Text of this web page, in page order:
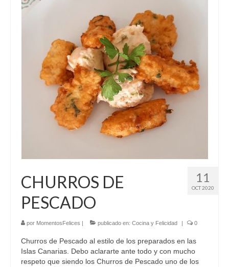
El Libro de 200 MOMENTOS FELICES!!!
11
OCT 2020
CHURROS DE
PESCADO
por MomentosFelices publicado en: Cocina y Felicidad 0
Churros de Pescado al estilo de los preparados en las
Islas Canarias. Debo aclararte ante todo y con mucho
respeto que siendo los Churros de Pescado uno de los